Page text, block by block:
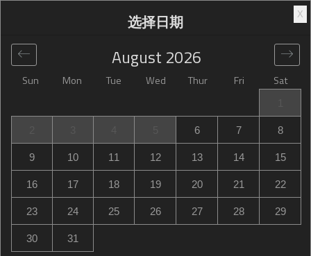
全球>France> Accès Rue Antoine Blondel > Campanile
Campanile Lille Sud - Douai Cuincy
Rue Maximilien Robespierre, Accès Rue Antoine Blondel,
Cuincy, France
X
选择日期
Sun Mon Tue Wed Thur Fri Sat
August 2026
6 7 8
9 10 11 12 13 14 15
16 17 18 19 20 21 22
23 24 25 26 27 28 29
30 31